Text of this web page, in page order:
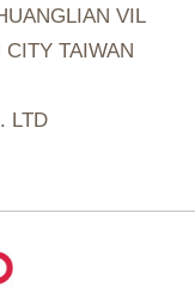
VIL
TAIWAN
LTD